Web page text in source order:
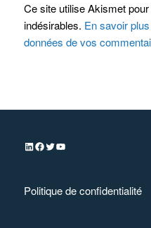
Ce site utilise Akismet
indésirables. En savoir
données de vos
Politique de confidentialité